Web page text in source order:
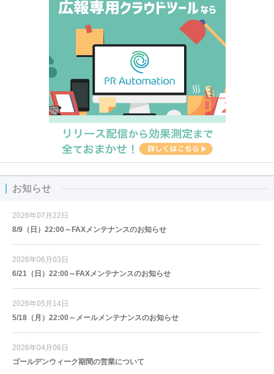
お知らせ
2026年07月22日
8/9（日）22:00～FAXメンテナンスのお知らせ
2026年06月03日
6/21（日）22:00～FAXメンテナンスのお知らせ
2026年05月14日
5/18（月）22:00～メールメンテナンスのお知らせ
2026年04月06日
ゴールデンウィーク期間の営業について